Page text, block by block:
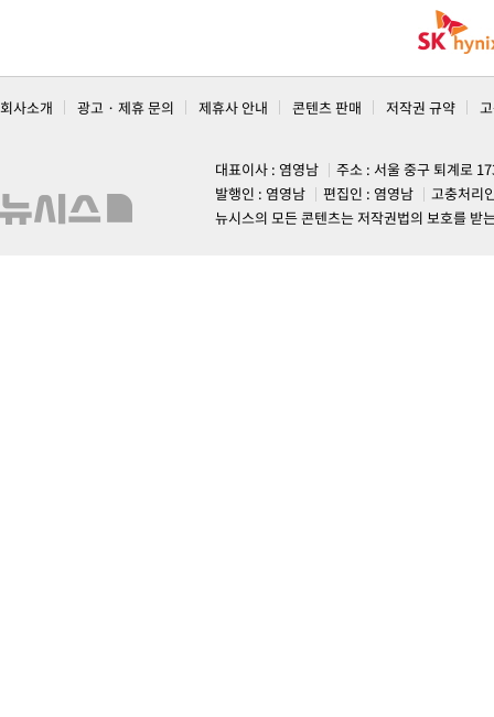
회사소개 광고 · 제휴 문의 제휴사 안내 콘텐츠 판매 저작권 규약
대표이사 : 염영남
주소 : 서울 중구 퇴계로
발행인 : 염영남
편집인 : 염영남
고충처리
뉴시스의 모든 콘텐츠는 저작권법의 보호를